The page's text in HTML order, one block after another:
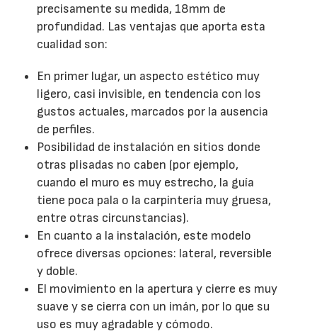
precisamente su medida, 18mm de
profundidad. Las ventajas que aporta esta
cualidad son:
En primer lugar, un aspecto estético muy
ligero, casi invisible, en tendencia con los
gustos actuales, marcados por la ausencia
de perfiles.
Posibilidad de instalación en sitios donde
otras plisadas no caben (por ejemplo,
cuando el muro es muy estrecho, la guía
tiene poca pala o la carpintería muy gruesa,
entre otras circunstancias).
En cuanto a la instalación, este modelo
ofrece diversas opciones: lateral, reversible
y doble.
El movimiento en la apertura y cierre es muy
suave y se cierra con un imán, por lo que su
uso es muy agradable y cómodo.